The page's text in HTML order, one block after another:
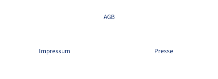
AGB
Impressum Presse